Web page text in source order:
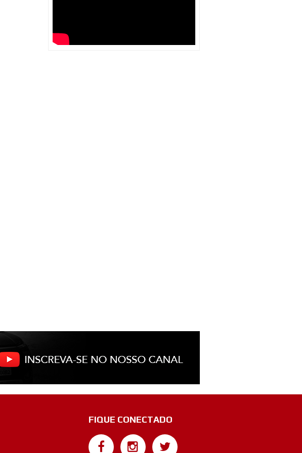
FIQUE CONECTADO